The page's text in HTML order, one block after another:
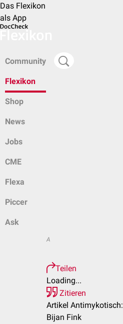
Das Flexikon
als App
Community
Flexikon
Shop
News
Jobs
CME
Flexa
Piccer
Ask
A
Teilen
Loading...
Zitieren
Artikel Antimykotisch:
Bijan Fink